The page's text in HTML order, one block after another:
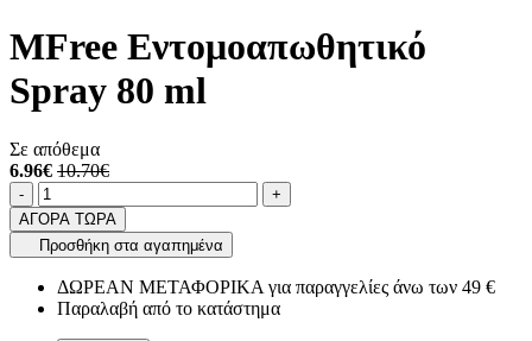
MFree Εντομοαπωθητικό
Spray 80 ml
Σε απόθεμα
6.96€ 10.70€
Ποσότητα
-product.increase.quantity +
ΑΓΟΡΑ ΤΩΡΑ
Προσθήκη στα αγαπημένα
ΔΩΡΕΑΝ ΜΕΤΑΦΟΡΙΚΑ για παραγγελίες άνω των 49 €
Παραλαβή από το κατάστημα